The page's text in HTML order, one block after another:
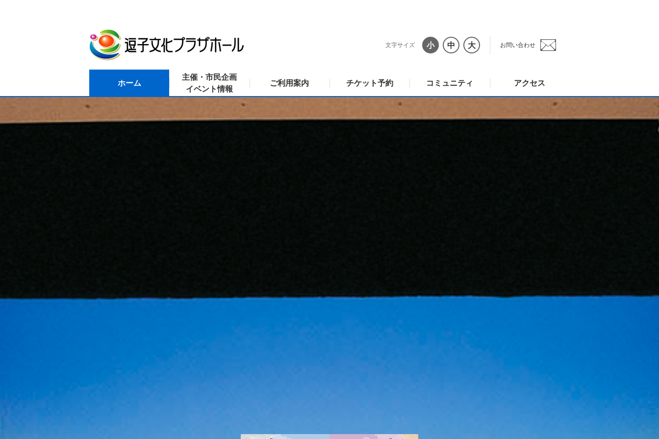
文字サイズ 小 中 大 お問い合わせ
ホーム
主催・市民企画
イベント情報
ご利用案内 チケット予約 コミュニティ アクセス